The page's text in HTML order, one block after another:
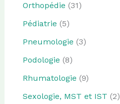
Orthopédie (31)
Pédiatrie (5)
Pneumologie (3)
Podologie (8)
Rhumatologie (9)
Sexologie, MST et IST (2)